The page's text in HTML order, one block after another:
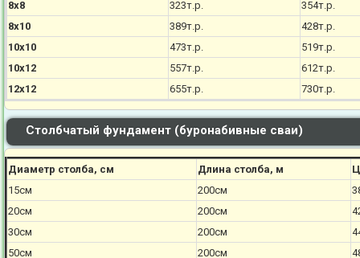
8х8
323т.р.
354т.р.
8х10
389т.р.
428т.р.
10х10
473т.р.
519т.р.
10х12
557т.р.
612т.р.
12х12
655т.р. 730т.р.
Столбчатый фундамент (буронабивные сваи)
Диаметр столба, см Длина столба, м
15см
200см
20см
200см
30см
200см
50см
200см